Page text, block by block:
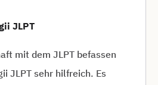
JLPT
mit dem JLPT befassen
JLPT sehr hilfreich. Es